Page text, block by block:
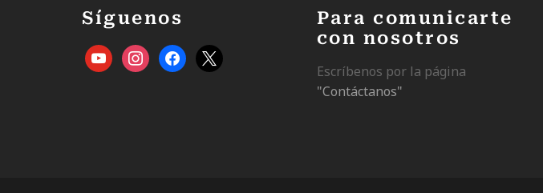
Síguenos
Para comunicarte
con nosotros
Escríbenos por la página
"Contáctanos"